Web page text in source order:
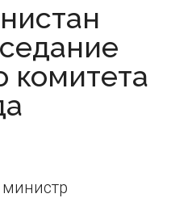
комитета
министр